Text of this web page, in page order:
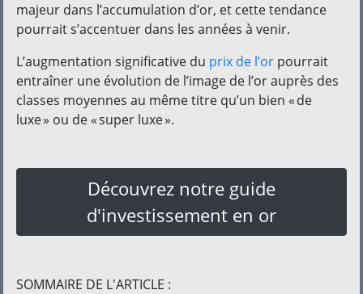
majeur dans l’accumulation d’or, et cette tendance
pourrait s’accentuer dans les années à venir.
L’augmentation significative du prix de l’or pourrait
entraîner une évolution de l’image de l’or auprès des
classes moyennes au même titre qu’un bien « de
luxe » ou de « super luxe ».
Découvrez notre guide
d'investissement en or
SOMMAIRE DE L'ARTICLE :